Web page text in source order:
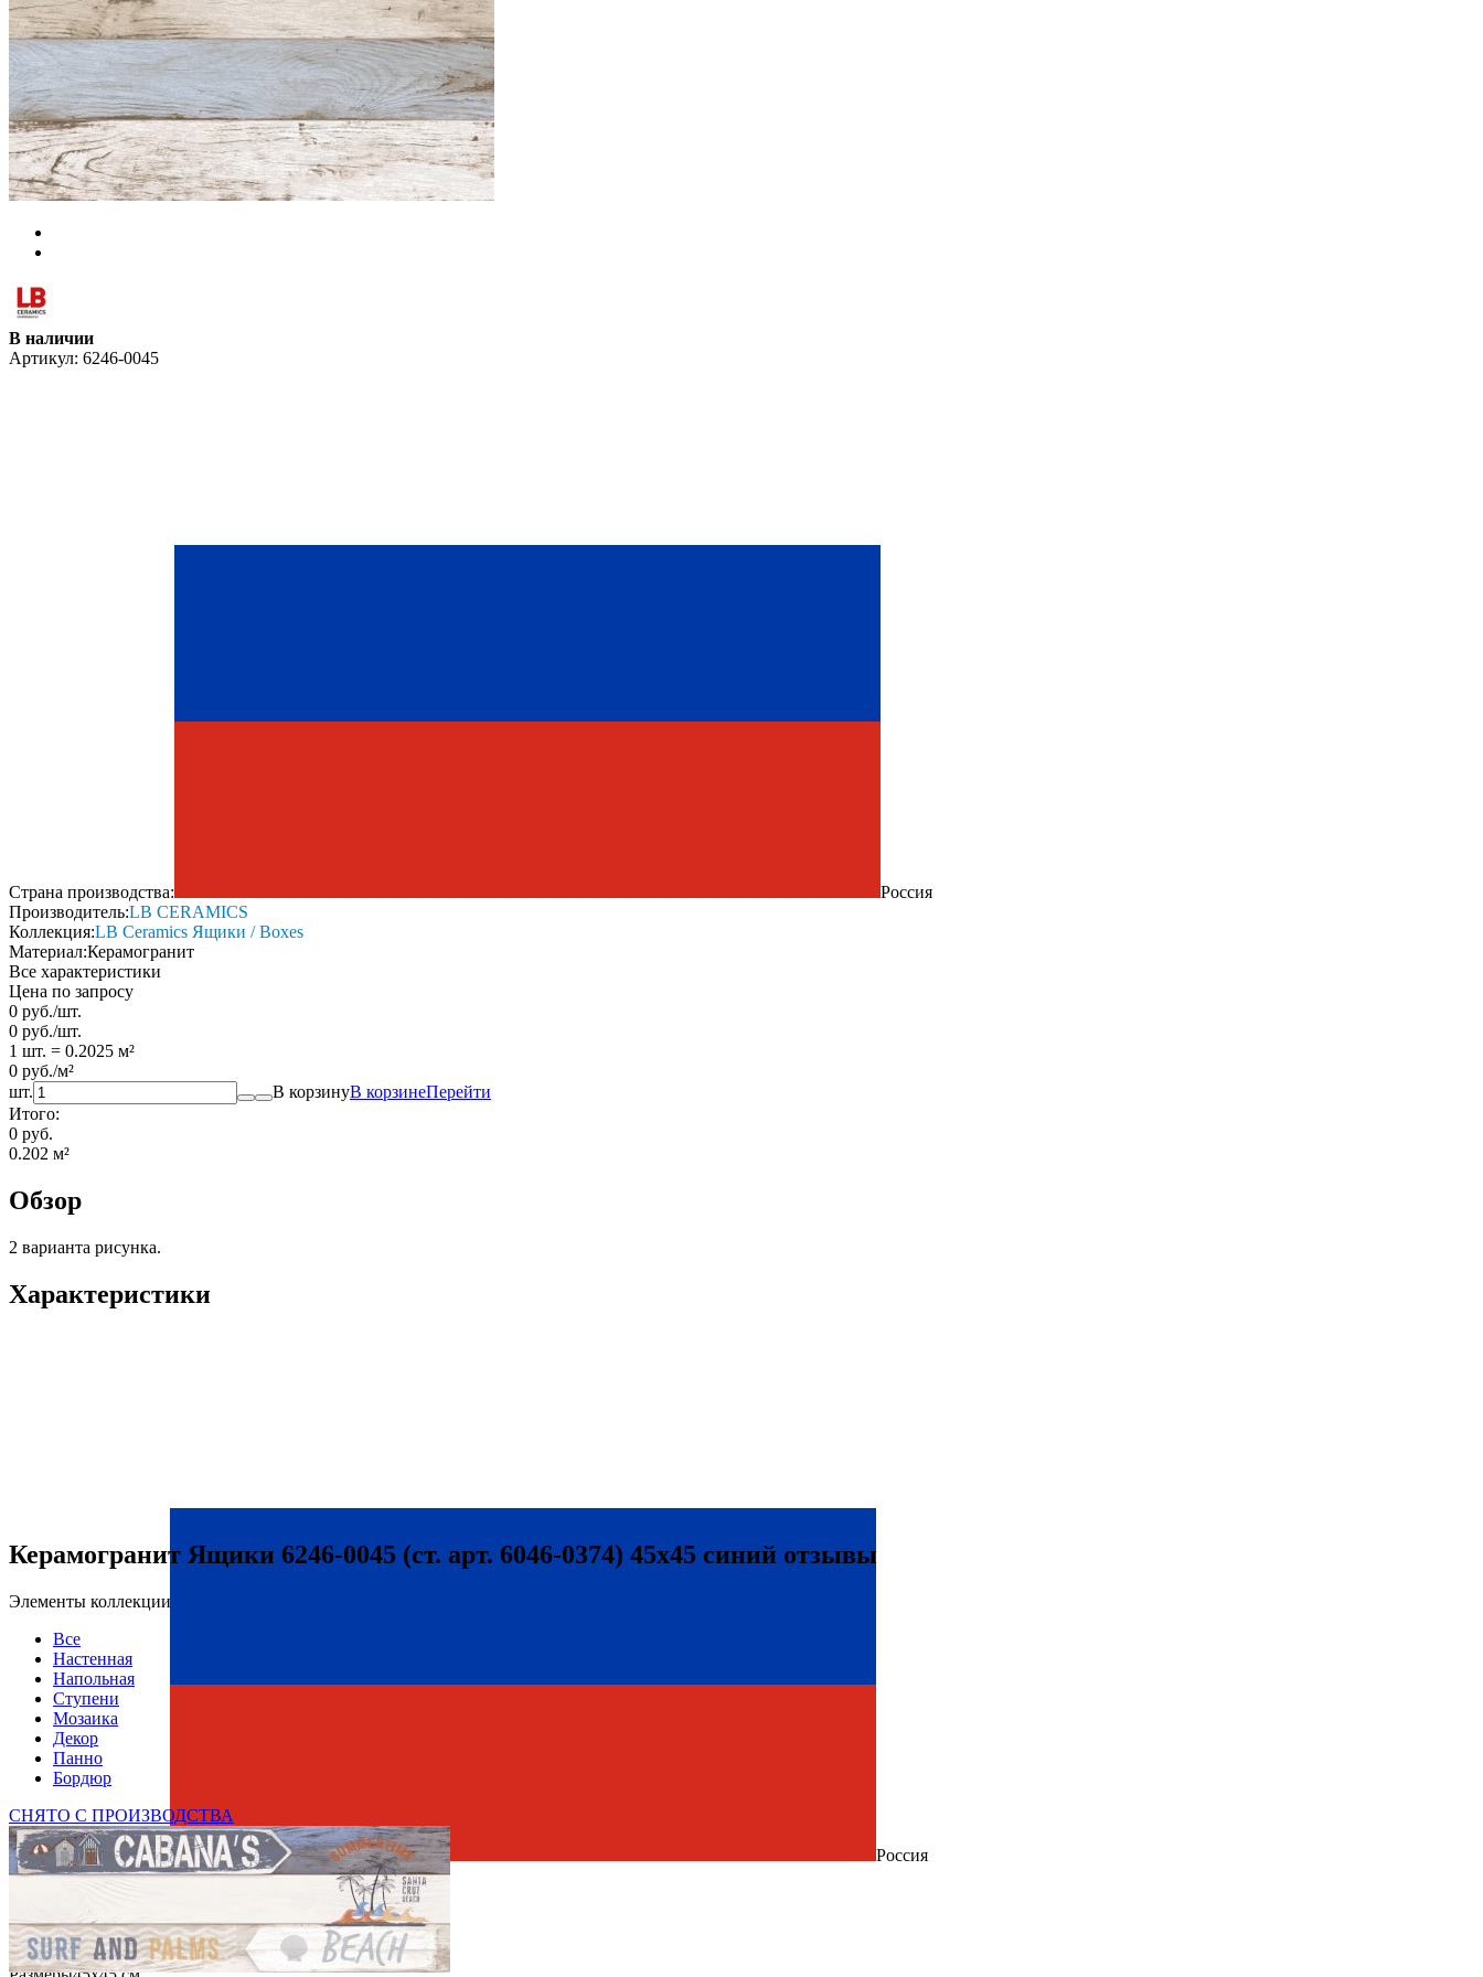
В наличии
Артикул: 6246-0045
Страна производства:
Россия
Производитель:LB CERAMICS
Коллекция:LB Ceramics Ящики / Boxes
Материал:Керамогранит
Все характеристики
Цена по запросу
0 руб./шт.
0 руб./шт.
1 шт. = 0.2025 м²
0 руб./м²
шт.
В корзинуВ корзинеПерейти
Итого:
0 руб.
0.202 м²
Обзор
2 варианта рисунка.
Характеристики
Страна производства
Россия
ПроизводительLB CERAMICS
LB Ceramics Ящики / Boxes
3.972 кг
Тип плиткиНапольная
Размеры
Керамогранит Ящики 6246-0045 (ст. арт. 6046-0374) 45x45 синий отзывы
Элементы коллекции
Все
Настенная
Напольная
Ступени
Мозаика
Декор
Панно
Бордюр
СНЯТО С ПРОИЗВОДСТВА